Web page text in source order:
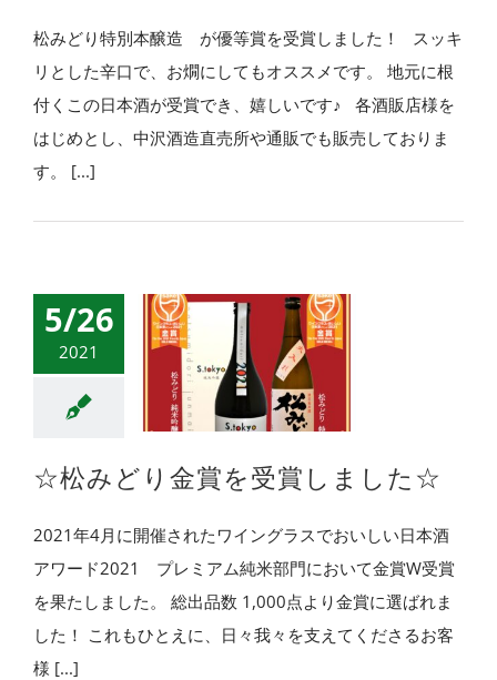
松みどり特別本醸造 が優等賞を受賞しました！ スッキ
リとした辛口で、お燗にしてもオススメです。 地元に根
付くこの日本酒が受賞でき、嬉しいです♪ 各酒販店様を
はじめとし、中沢酒造直売所や通販でも販売しておりま
す。 [...]
5/26
2021
☆松みどり金賞を受賞しました☆
2021年4月に開催されたワイングラスでおいしい日本酒
アワード2021 プレミアム純米部門において金賞W受賞
を果たしました。 総出品数 1,000点より金賞に選ばれま
した！ これもひとえに、日々我々を支えてくださるお客
様 [...]